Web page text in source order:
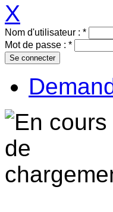
X
Nom d'utilisateur : *
Mot de passe : *